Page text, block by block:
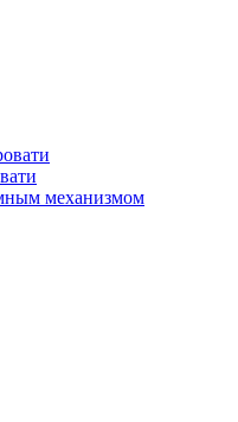
механизмом